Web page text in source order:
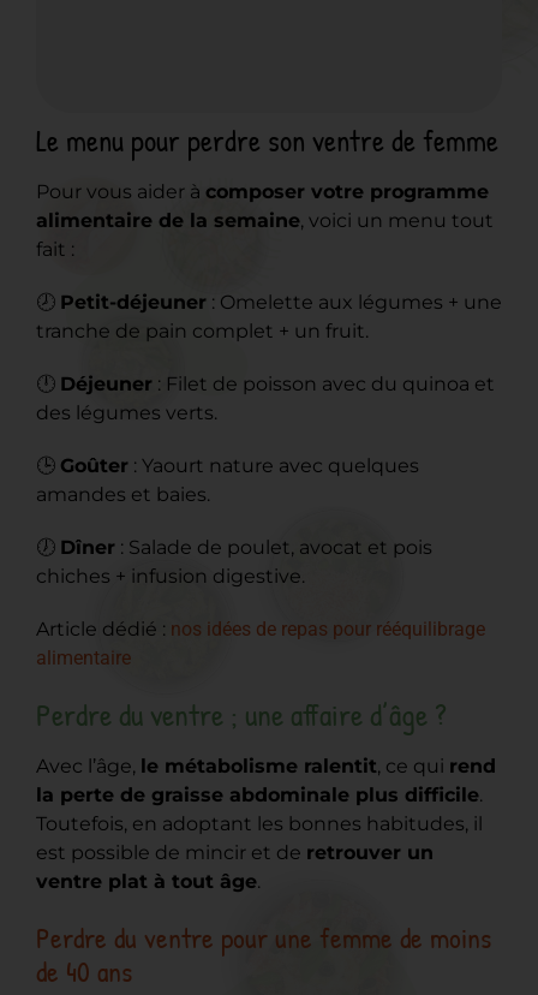
Le menu pour perdre son ventre de femme
Pour vous aider à composer votre programme
alimentaire de la semaine, voici un menu tout
fait :
🕗 Petit-déjeuner : Omelette aux légumes + une
tranche de pain complet + un fruit.
🕛 Déjeuner : Filet de poisson avec du quinoa et
des légumes verts.
🕒 Goûter : Yaourt nature avec quelques
amandes et baies.
🕖 Dîner : Salade de poulet, avocat et pois
chiches + infusion digestive.
Article dédié : nos idées de repas pour rééquilibrage
alimentaire
Perdre du ventre ; une affaire d’âge ?
Avec l’âge, le métabolisme ralentit, ce qui rend
la perte de graisse abdominale plus difficile.
Toutefois, en adoptant les bonnes habitudes, il
est possible de mincir et de retrouver un
ventre plat à tout âge.
Perdre du ventre pour une femme de moins
de 40 ans